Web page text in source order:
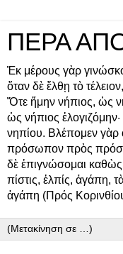
ΠΕΡΑ
Ἐκ μέρους γὰρ
ὅταν δὲ ἔλθῃ τὸ
Ὅτε ἤμην νήπιος, ὡς
ὡς νήπιος
νηπίου. Βλέπομεν γὰρ
πρόσωπον πρὸς
δὲ ἐπιγνώσομαι καθὼς
πίστις, ἐλπίς, ἀγάπη,
ἀγάπη (Πρός